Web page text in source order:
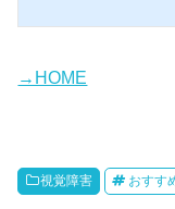
→HOME
視覚障害 おすす